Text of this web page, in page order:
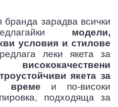
бранда зарадва всички
модели,
условия и стилове
леки якета за
якета за
време и по-високи
подходяща за